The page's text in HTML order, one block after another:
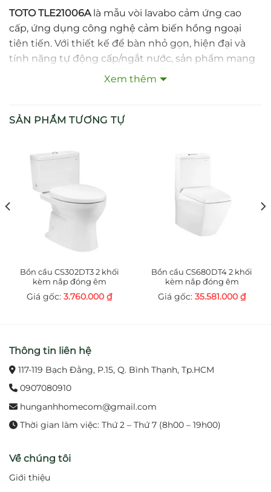
TOTO TLE21006Alà mẫu vòi lavabo cảm ứng cao
cấp, ứng dụng công nghệ cảm biến hồng ngoại
tiên tiến. Với thiết kế để bàn nhỏ gọn, hiện đại và
tính năng tự động cấp/ngắt nước, sản phẩm mang
lại trải nghiệm tiện nghi, vệ sinh tối ưu và tiết kiệm
2. Đặc điểm nổi bật
vận hành hoàn toàn tự động.
nhiều kiểu lavabo.
Lớp mạ Nickel – Crom sáng bóng, bền đẹp,
chống bong tróc và ăn mòn.
theo thời gian.
3. Lợi ích khi sử dụng
Mang đến sự tiện nghi, không cần chạm tay khi
sử dụng.
Đảm bảo vệ sinh tối đa, hạn chế vi khuẩn tiếp
xúc.
Tiết kiệm nước hiệu quả nhờ chế độ tự động
ngắt.
Xem thêm
SẢN PHẨM TƯƠNG TỰ
Bồn cầu CS302DT3 2 khối
kèm nắp đóng êm
3.760.000 ₫
Bồn cầu CS680DT4 2 khối
kèm nắp đóng êm
35.581.000 ₫
Thông tin liên hệ
117-119 Bạch Đằng, P.15, Q. Bình Thạnh, Tp.HCM
0907080910
hunganhhomecom@gmail.com
Thời gian làm việc: Thứ 2 – Thứ 7 (8h00 – 19h00)
Về chúng tôi
Giới thiệu